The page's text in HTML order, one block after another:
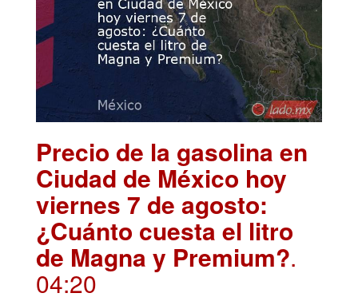
Precio de la gasolina en
Ciudad de México hoy
viernes 7 de agosto:
¿Cuánto cuesta el litro
de Magna y Premium?.
04:20